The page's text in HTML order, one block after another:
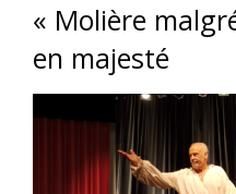
« Molière
en majesté